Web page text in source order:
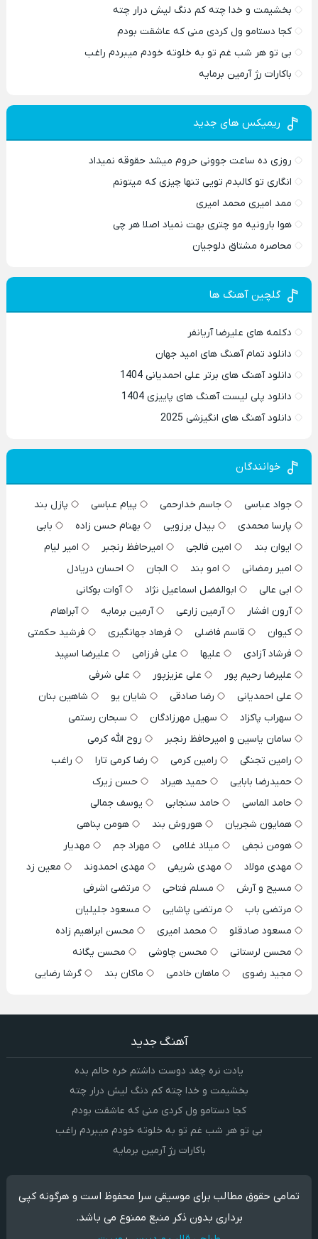
بخشیمت و خدا چته کم دنگ لیش درار چته
کجا دستامو ول کردی منی که عاشقت بودم
بی تو هر شب غم تو به خلوته خودم میبردم راغب
باکارات رژ آرمین برمایه
ریمیکس های جدید
روزی ده ساعت جوونی حروم میشد حقوقه نمیداد
انگاری تو کالبدم تویی تنها چیزی که میتونم
ممد امیری محمد امیری
هوا بارونیه مو چتری بهت نمیاد اصلا هر چی
محاصره مشتاق دلوجیان
گلچین آهنگ ها
دکلمه های علیرضا آریانفر
دانلود تمام آهنگ های امید جهان
دانلود آهنگ های برتر علی احمدیانی 1404
دانلود پلی لیست آهنگ های پاییزی 1404
دانلود آهنگ های انگیزشی 2025
خوانندگان
جواد عباسی جاسم خدارحمی پیام عباسی
پازل بند
پارسا محمدی
بیدل برزویی بهنام حسن زاده
بابی
ایوان بند
امین فالجی امیرحافظ رنجبر
امیر لیام
امیر رمضانی
امو بند الجان
احسان دریادل
ابی عالی
ابوالفضل اسماعیل نژاد
آوات بوکانی
آرون افشار
آرمین زارعی آرمین برمایه
آبراهام
کیوان
قاسم فاضلی فرهاد جهانگیری
فرشید حکمتی
فرشاد آزادی
علیها علی فرزامی
علیرضا اسپید
علیرضا رحیم پور
علی عزیزپور
علی شرفی
علی احمدیانی
رضا صادقی شایان یو
شاهین بنان
سهراب پاکزاد
سهیل مهرزادگان
سبحان رستمی
سامان یاسین و امیرحافظ رنجبر
روح الله کرمی
رامین تجنگی
رامین کرمی رضا کرمی تارا
راغب
حمیدرضا بابایی
حمید هیراد
حسن زیرک
حامد الماسی
حامد سنجابی
یوسف جمالی
همایون شجریان
هوروش بند
هومن پناهی
هومن نجفی
میلاد غلامی مهراد جم
مهدیار
مهدی مولاد
مهدی شریفی مهدی احمدوند
معین زد
مسیح و آرش
مسلم فتاحی
مرتضی اشرفی
مرتضی باب
مرتضی پاشایی
مسعود جلیلیان
مسعود صادقلو
محمد امیری
محسن ابراهیم زاده
محسن لرستانی
محسن چاوشی
محسن یگانه
مجید رضوی
ماهان خادمی ماکان بند گرشا رضایی
آهنگ جدید
یادت نره چقد دوست داشتم خره حالم بده
بخشیمت و خدا چته کم دنگ لیش درار چته
کجا دستامو ول کردی منی که عاشقت بودم
بی تو هر شب غم تو به خلوته خودم میبردم راغب
باکارات رژ آرمین برمایه
تمامی حقوق مطالب برای موسیقی سرا محفوظ است و هرگونه کپی
برداری بدون ذکر منبع ممنوع می باشد.